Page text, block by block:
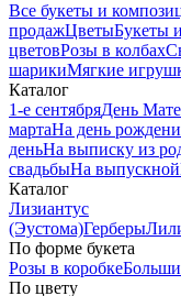
Все букеты и
продажЦветыБукеты
цветовРозы в колбах
шарикиМягкие
Каталог
1-е сентябряДень
мартаНа день
деньНа выписку из
свадьбыНа выпускной
Каталог
Лизиантус
(Эустома)Герберы
По форме букета
Розы в коробке
По цвету